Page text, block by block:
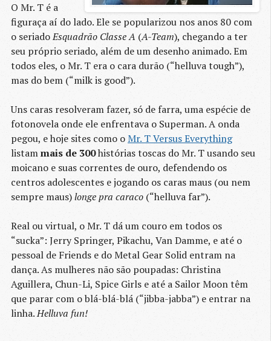
O Mr. T é a
figuraça aí do lado. Ele se popularizou nos anos 80 com
o seriadoEsquadrão Classe A (A-Team), chegando a ter
seu próprio seriado, além de um desenho animado. Em
todos eles, o Mr. T era o cara durão (“helluva tough”),
mas do bem (“milk is good”).
Uns caras resolveram fazer, só de farra, uma espécie de
fotonovela onde ele enfrentava o Superman. A onda
pegou, e hoje sites como oMr. T Versus Everything
listammais de 300histórias toscas do Mr. T usando seu
moicano e suas correntes de ouro, defendendo os
centros adolescentes e jogando os caras maus (ou nem
sempre maus)longe pra caraco (“helluva far”).
Real ou virtual, o Mr. T dá um couro em todos os
“sucka”: Jerry Springer, Pikachu, Van Damme, e até o
pessoal de Friends e do Metal Gear Solid entram na
dança. As mulheres não são poupadas: Christina
Aguillera, Chun-Li, Spice Girls e até a Sailor Moon têm
que parar com o blá-blá-blá (“jibba-jabba”) e entrar na
linha.Helluva fun!